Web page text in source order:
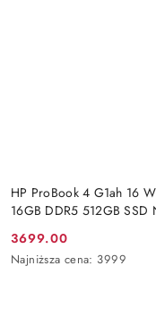
HP ProBook 4 G1ah 16
16GB DDR5 512GB
Cena
promocyjna:
3699.00
Najniższa
Najniższa cena: 3999